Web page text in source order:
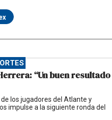
“Un buen resultado
los jugadores del Atlante y
impulse a la siguiente ronda del